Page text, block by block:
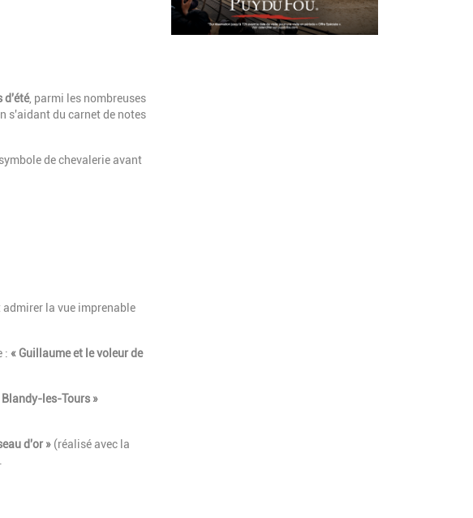
d'été, parmi les nombreuses
s'aidant du carnet de notes
de chevalerie avant
la vue imprenable
: « Guillaume et le voleur de
les-Tours »
d'or » (réalisé avec la